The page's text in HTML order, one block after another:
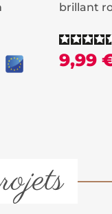
brillant
9,99